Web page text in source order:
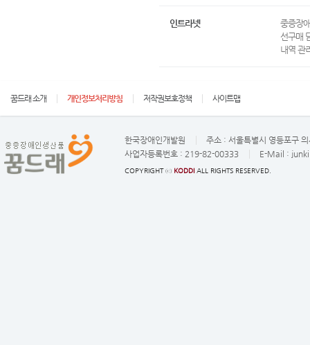
인트라넷
중증장
선구매
내역 관
꿈드래 소개 개인정보처리방침 저작권보호정책 사이트맵
한국장애인개발원 주소 : 서울특별시 영등포구
사업자등록번호 : 219-82-00333 E-Mail :
COPYRIGHT ⓒ KODDI ALL RIGHTS RESERVED.